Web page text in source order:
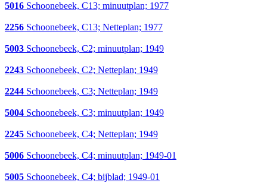
5016 Schoonebeek, C13; minuutplan; 1977
2256 Schoonebeek, C13; Netteplan; 1977
5003 Schoonebeek, C2; minuutplan; 1949
2243 Schoonebeek, C2; Netteplan; 1949
2244 Schoonebeek, C3; Netteplan; 1949
5004 Schoonebeek, C3; minuutplan; 1949
2245 Schoonebeek, C4; Netteplan; 1949
5006 Schoonebeek, C4; minuutplan; 1949-01
5005 Schoonebeek, C4; bijblad; 1949-01